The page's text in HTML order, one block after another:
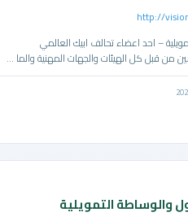
http://
– احد اعضاء تحالف ابيك العالمي
التمويلية